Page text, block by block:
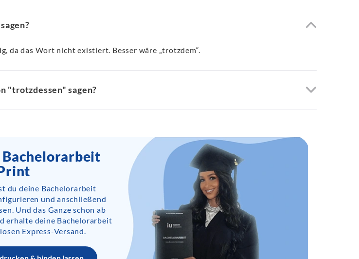
da das Wort nicht existiert. Besser wäre „trotzdem“.
"trotzdessen" sagen?
du deine Bachelorarbeit
und anschließend
Und das Ganze schon ab
erhalte deine Bachelorarbeit
Express-Versand.